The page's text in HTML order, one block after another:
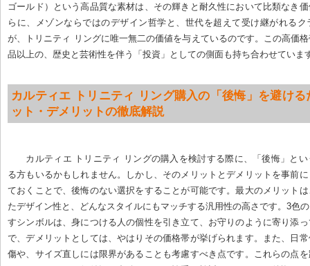
ゴールド）という高品質な素材は、その輝きと耐久性において比類なき
らに、メゾンならではのデザイン哲学と、世代を超えて受け継がれる
が、トリニティ リングに唯一無二の価値を与えているのです。この高価
品以上の、歴史と芸術性を伴う「投資」としての側面も持ち合わせていま
カルティエ トリニティ リング購入の「後悔」を避ける
ット・デメリットの徹底解説
カルティエ トリニティ リングの購入を検討する際に、「後悔」と
る方もいるかもしれません。しかし、そのメリットとデメリットを事前
ておくことで、後悔のない選択をすることが可能です。最大のメリット
たデザイン性と、どんなスタイルにもマッチする汎用性の高さです。3色
すシンボルは、身につける人の個性を引き立て、お守りのように寄り添
で、デメリットとしては、やはりその価格帯が挙げられます。また、日
傷や、サイズ直しには限界があることも考慮すべき点です。これらの点